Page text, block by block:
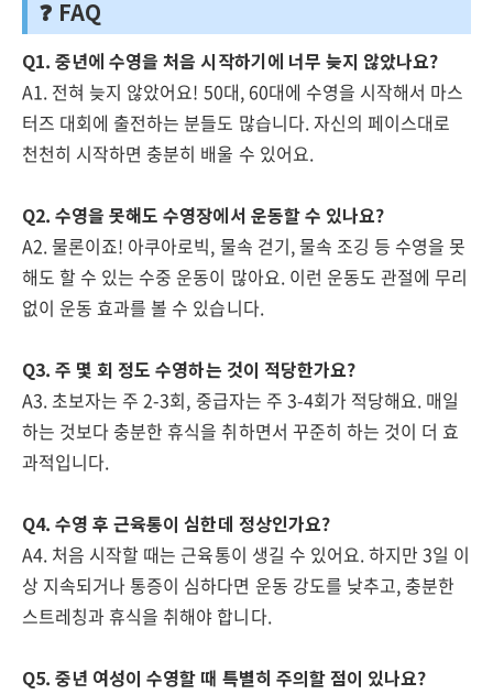
❓ FAQ
Q1. 중년에 수영을 처음 시작하기에 너무 늦지 않았나요?
A1. 전혀 늦지 않았어요! 50대, 60대에 수영을 시작해서 마스
터즈 대회에 출전하는 분들도 많습니다. 자신의 페이스대로
천천히 시작하면 충분히 배울 수 있어요.
Q2. 수영을 못해도 수영장에서 운동할 수 있나요?
A2. 물론이죠! 아쿠아로빅, 물속 걷기, 물속 조깅 등 수영을 못
해도 할 수 있는 수중 운동이 많아요. 이런 운동도 관절에 무리
없이 운동 효과를 볼 수 있습니다.
Q3. 주 몇 회 정도 수영하는 것이 적당한가요?
A3. 초보자는 주 2-3회, 중급자는 주 3-4회가 적당해요. 매일
하는 것보다 충분한 휴식을 취하면서 꾸준히 하는 것이 더 효
과적입니다.
Q4. 수영 후 근육통이 심한데 정상인가요?
A4. 처음 시작할 때는 근육통이 생길 수 있어요. 하지만 3일 이
상 지속되거나 통증이 심하다면 운동 강도를 낮추고, 충분한
스트레칭과 휴식을 취해야 합니다.
Q5. 중년 여성이 수영할 때 특별히 주의할 점이 있나요?